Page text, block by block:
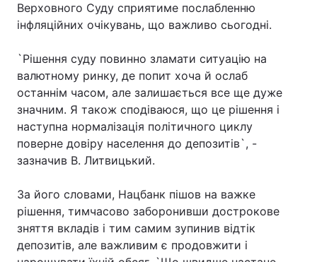
Верховного Суду сприятиме послабленню
інфляційних очікувань, що важливо сьогодні.
`Рішення суду повинно зламати ситуацію на
валютному ринку, де попит хоча й ослаб
останнім часом, але залишається все ще дуже
значним. Я також сподіваюся, що це рішення і
наступна нормалізація політичного циклу
поверне довіру населення до депозитів`, -
зазначив В. Литвицький.
За його словами, Нацбанк пішов на важке
рішення, тимчасово заборонивши дострокове
зняття вкладів і тим самим зупинив відтік
депозитів, але важливим є продовжити і